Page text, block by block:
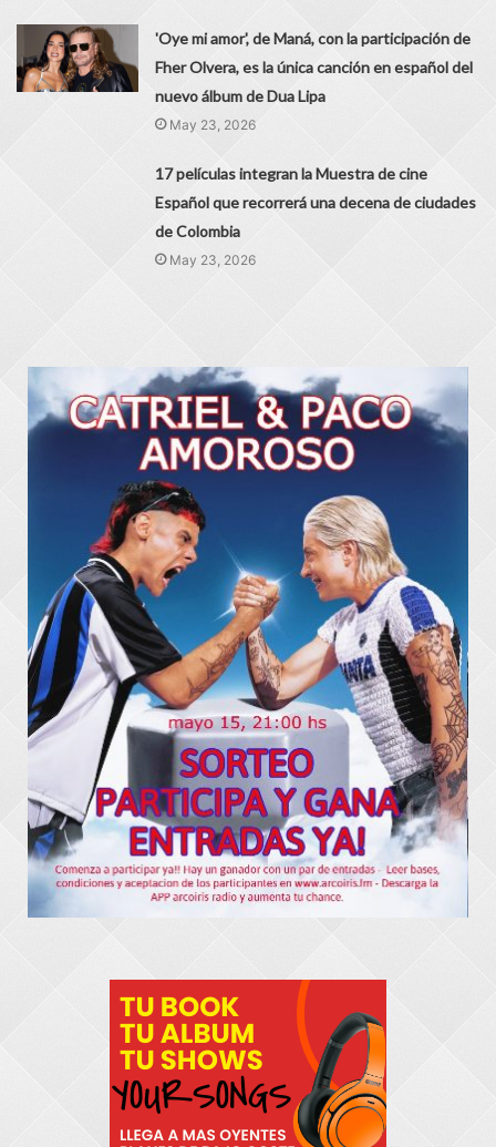
'Oye mi amor', de Maná, con la participación de
Fher Olvera, es la única canción en español del
nuevo álbum de Dua Lipa
May 23, 2026
17 películas integran la Muestra de cine
Español que recorrerá una decena de ciudades
de Colombia
May 23, 2026